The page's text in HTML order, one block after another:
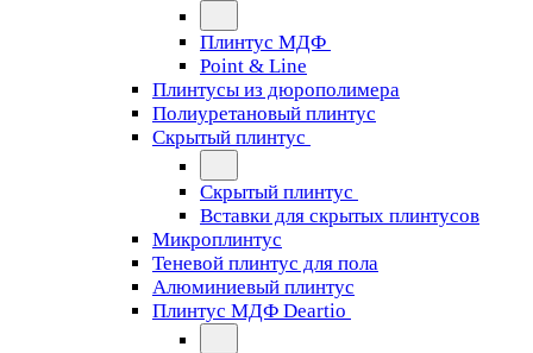
Плинтус МДФ
Point & Line
Плинтусы из дюрополимера
Полиуретановый плинтус
Скрытый плинтус
Скрытый плинтус
Вставки для скрытых плинтусов
Микроплинтус
Теневой плинтус для пола
Алюминиевый плинтус
Плинтус МДФ Deartio